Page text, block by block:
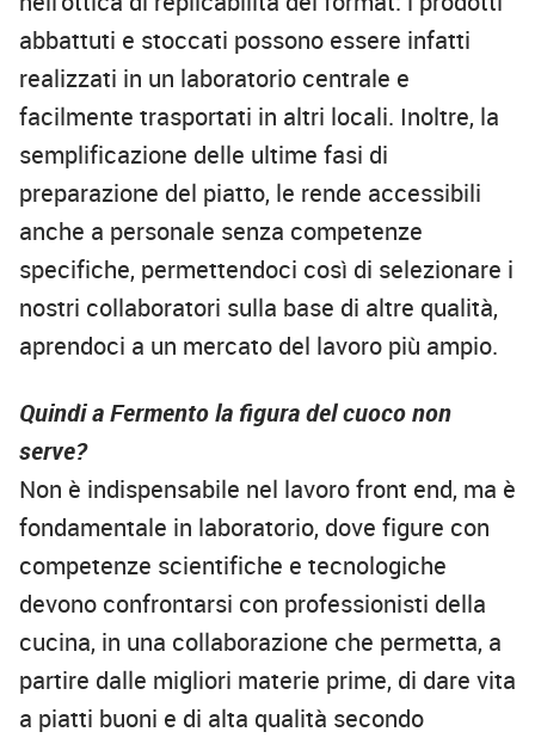
abbattuti e stoccati possono essere infatti
realizzati in un laboratorio centrale e
facilmente trasportati in altri locali. Inoltre, la
semplificazione delle ultime fasi di
preparazione del piatto, le rende accessibili
anche a personale senza competenze
specifiche, permettendoci così di selezionare i
nostri collaboratori sulla base di altre qualità,
aprendoci a un mercato del lavoro più ampio.
Quindi a Fermento la figura del cuoco non
serve?
Non è indispensabile nel lavoro front end, ma è
fondamentale in laboratorio, dove figure con
competenze scientifiche e tecnologiche
devono confrontarsi con professionisti della
cucina, in una collaborazione che permetta, a
partire dalle migliori materie prime, di dare vita
a piatti buoni e di alta qualità secondo